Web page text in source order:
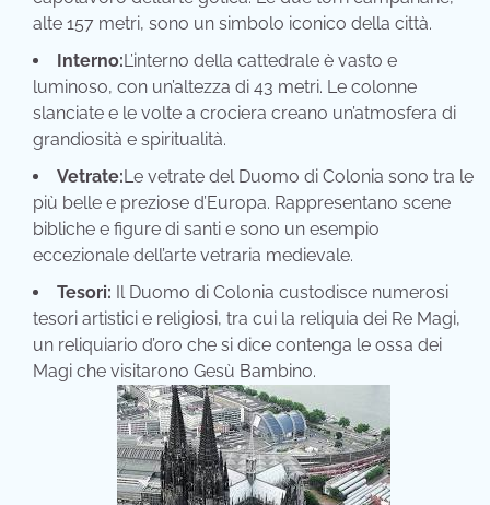
alte 157 metri, sono un simbolo iconico della città.
Interno:L’interno della cattedrale è vasto e
luminoso, con un’altezza di 43 metri. Le colonne
slanciate e le volte a crociera creano un’atmosfera di
grandiosità e spiritualità.
Vetrate:Le vetrate del Duomo di Colonia sono tra le
più belle e preziose d’Europa. Rappresentano scene
bibliche e figure di santi e sono un esempio
eccezionale dell’arte vetraria medievale.
Tesori: Il Duomo di Colonia custodisce numerosi
tesori artistici e religiosi, tra cui la reliquia dei Re Magi,
un reliquiario d’oro che si dice contenga le ossa dei
Magi che visitarono Gesù Bambino.